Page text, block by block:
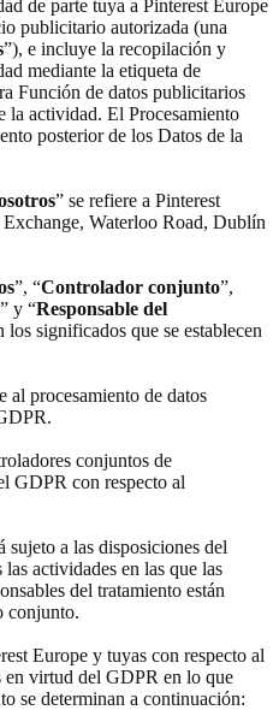
de parte tuya a Pinterest Europe
publicitario autorizada (una
”), e incluye la recopilación y
mediante la etiqueta de
Función de datos publicitarios
la actividad. El Procesamiento
posterior de los Datos de la
” se refiere a Pinterest
Waterloo Road, Dublín
”, “Controlador conjunto”,
” y “Responsable del
los significados que se establecen
al procesamiento de datos
conjuntos de
GDPR con respecto al
sujeto a las disposiciones del
actividades en las que las
del tratamiento están
conjunto.
Europe y tuyas con respecto al
virtud del GDPR en lo que
se determinan a continuación: